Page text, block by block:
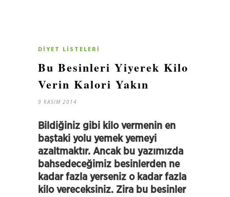
DIYET LISTELERI
Bu Besinleri Yiyerek Kilo
Verin Kalori Yakın
9 KASIM 2014
Bildiğiniz gibi kilo vermenin en
baştaki yolu yemek yemeyi
azaltmaktır. Ancak bu yazımızda
bahsedeceğimiz besinlerden ne
kadar fazla yerseniz o kadar fazla
kilo vereceksiniz. Zira bu besinler